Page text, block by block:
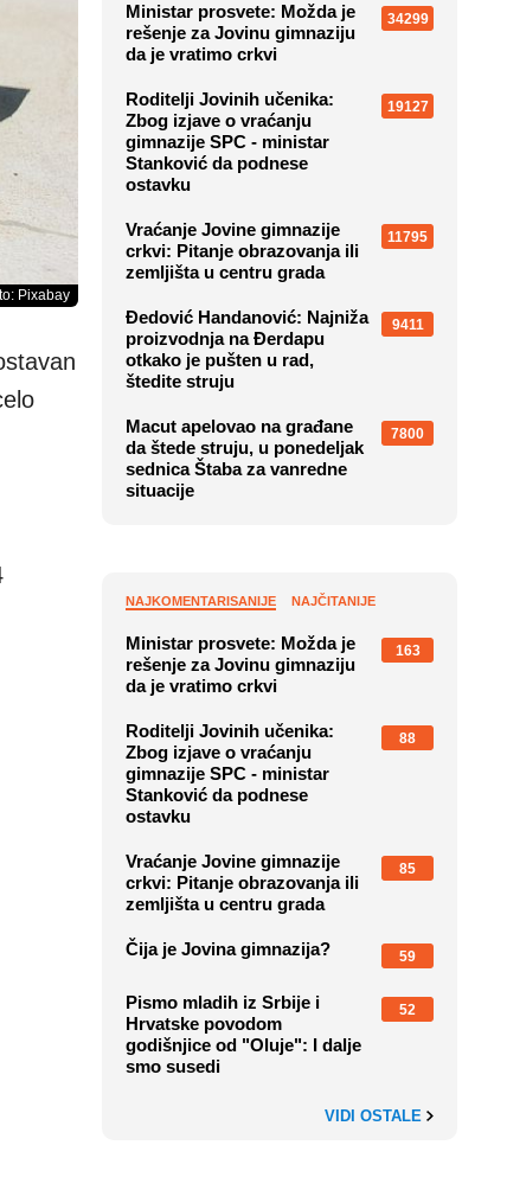
Pixabay
Ministar prosvete: Možda je
rešenje za Jovinu gimnaziju
da je vratimo crkvi
34299
Roditelji Jovinih učenika:
Zbog izjave o vraćanju
gimnazije SPC - ministar
Stanković da podnese
ostavku
19127
Vraćanje Jovine gimnazije
crkvi: Pitanje obrazovanja ili
zemljišta u centru grada
11795
Đedović Handanović: Najniža
proizvodnja na Đerdapu
otkako je pušten u rad,
štedite struju
9411
Macut apelovao na građane
da štede struju, u ponedeljak
sednica Štaba za vanredne
situacije
7800
NAJKOMENTARISANIJE NAJČITANIJE
Ministar prosvete: Možda je
rešenje za Jovinu gimnaziju
da je vratimo crkvi
163
Roditelji Jovinih učenika:
Zbog izjave o vraćanju
gimnazije SPC - ministar
Stanković da podnese
ostavku
88
Vraćanje Jovine gimnazije
crkvi: Pitanje obrazovanja ili
zemljišta u centru grada
85
Čija je Jovina gimnazija? 59
Pismo mladih iz Srbije i
Hrvatske povodom
godišnjice od "Oluje": I dalje
smo susedi
52
VIDI OSTALE